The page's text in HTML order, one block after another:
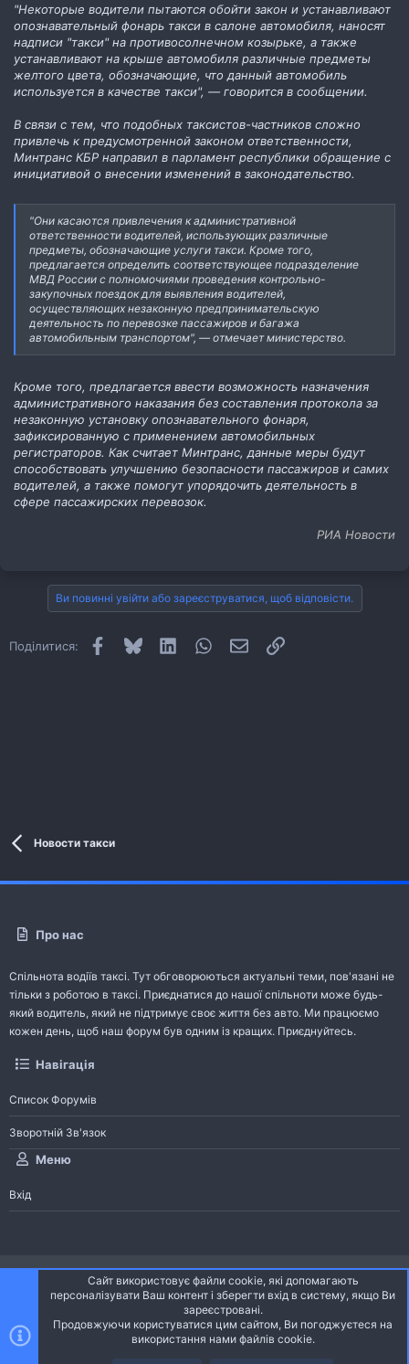
"Некоторые водители пытаются обойти закон и устанавливают
опознавательный фонарь такси в салоне автомобиля, наносят
надписи "такси" на противосолнечном козырьке, а также
устанавливают на крыше автомобиля различные предметы
желтого цвета, обозначающие, что данный автомобиль
используется в качестве такси", — говорится в сообщении.
В связи с тем, что подобных таксистов-частников сложно
привлечь к предусмотренной законом ответственности,
Минтранс КБР направил в парламент республики обращение с
инициативой о внесении изменений в законодательство.
"Они касаются привлечения к административной
ответственности водителей, использующих различные
предметы, обозначающие услуги такси. Кроме того,
предлагается определить соответствующее подразделение
МВД России с полномочиями проведения контрольно-
закупочных поездок для выявления водителей,
осуществляющих незаконную предпринимательскую
деятельность по перевозке пассажиров и багажа
автомобильным транспортом", — отмечает министерство.
Кроме того, предлагается ввести возможность назначения
административного наказания без составления протокола за
незаконную установку опознавательного фонаря,
зафиксированную с применением автомобильных
регистраторов. Как считает Минтранс, данные меры будут
способствовать улучшению безопасности пассажиров и самих
водителей, а также помогут упорядочить деятельность в
сфере пассажирских перевозок.
РИА Новости
Ви повинні увійти або зареєструватися, щоб відповісти.
Поділитися: Facebook
Bluesky LinkedInWhatsApp
E-mailПосилання
Новости такси
Про нас
Спільнота водіїв таксі. Тут обговорюються актуальні теми, пов'язані не
тільки з роботою в таксі. Приєднатися до нашої спільноти може будь-
який водитель, який не підтримує своє життя без авто. Ми працюємо
кожен день, щоб наш форум був одним із кращих. Приєднуйтесь.
Навігація
Список Форумів
Зворотній Зв'язок
Меню
Вхід
Ніч
Українська (UA)
Community platform by XenForo® © 2010-2026 XenForo Ltd.
Community platform by XenForo © 2010-2022 XenForo Ltd. | dev: Pages
Сайт використовує файли cookie, які допомагають
персоналізувати Ваш контент і зберегти вхід в систему, якщо Ви
зареєстровані.
Продовжуючи користуватися цим сайтом, Ви погоджуєтеся на
використання нами файлів cookie.